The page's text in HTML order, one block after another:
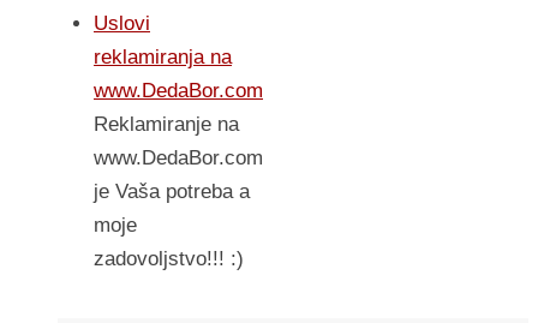
Uslovi
reklamiranja na
www.DedaBor.com
Reklamiranje na
www.DedaBor.com
je Vaša potreba a
moje
zadovoljstvo!!! :)